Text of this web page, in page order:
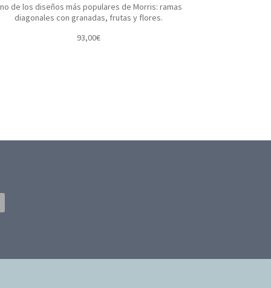
de los diseños más populares de Morris: ramas
diagonales con granadas, frutas y flores.
93,00€